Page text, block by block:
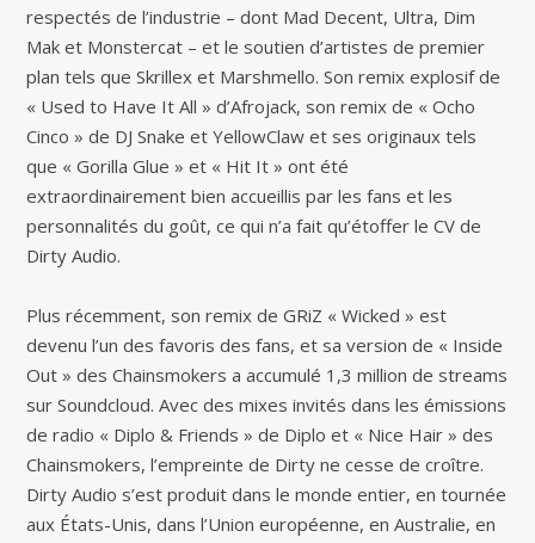
respectés de l’industrie – dont Mad Decent, Ultra, Dim
Mak et Monstercat – et le soutien d’artistes de premier
plan tels que Skrillex et Marshmello. Son remix explosif de
« Used to Have It All » d’Afrojack, son remix de « Ocho
Cinco » de DJ Snake et YellowClaw et ses originaux tels
que « Gorilla Glue » et « Hit It » ont été
extraordinairement bien accueillis par les fans et les
personnalités du goût, ce qui n’a fait qu’étoffer le CV de
Dirty Audio.
Plus récemment, son remix de GRiZ « Wicked » est
devenu l’un des favoris des fans, et sa version de « Inside
Out » des Chainsmokers a accumulé 1,3 million de streams
sur Soundcloud. Avec des mixes invités dans les émissions
de radio « Diplo & Friends » de Diplo et « Nice Hair » des
Chainsmokers, l’empreinte de Dirty ne cesse de croître.
Dirty Audio s’est produit dans le monde entier, en tournée
aux États-Unis, dans l’Union européenne, en Australie, en